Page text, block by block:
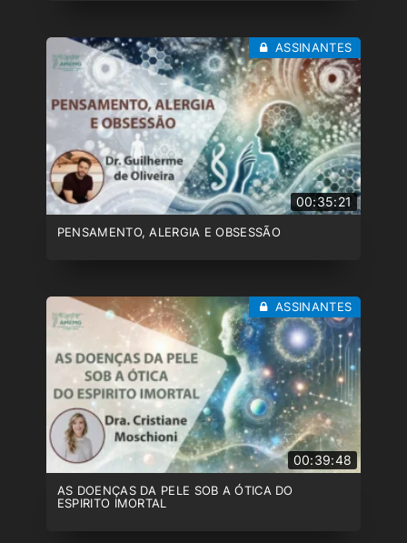
00:35:21
PENSAMENTO, ALERGIA E OBSESSÃO
ASSINANTES
00:39:48
AS DOENÇAS DA PELE SOB A ÓTICA DO
ESPIRITO IMORTAL
ASSINANTES